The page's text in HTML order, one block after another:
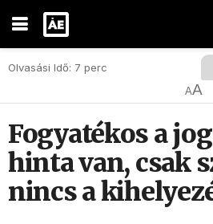
Olvasási Idő: 7 perc
AA
Fogyatékos a
hinta van, csak
nincs a